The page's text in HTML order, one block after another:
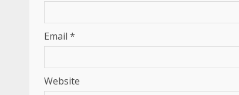
Email *
Website